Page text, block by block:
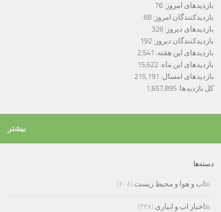
بازدیدهای امروز: 76
بازدیدکنندگان امروز: 68
بازدیدهای دیروز: 326
بازدیدکنندگان دیروز: 192
بازدیدهای این هفته: 2,541
بازدیدهای این ماه: 15,622
بازدیدهای امسال: 215,191
کل بازدیدها: 1,657,895
بیشتر
دسته‌ها
اب و هوا و محیط زیست (۶۰۸)
اخبار اب و ابیاری (۲۳۸)